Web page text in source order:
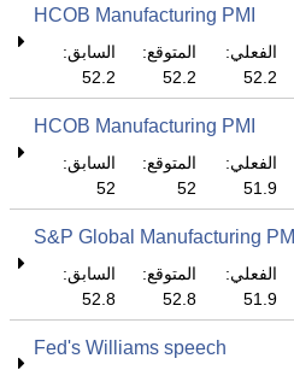
HCOB Manufacturing PMI
الفعلي:
52.2
المتوقع:
52.2
السابق:
52.2
HCOB Manufacturing PMI
الفعلي:
51.9
المتوقع:
52
السابق:
52
S&P Global Manufacturing PMI
الفعلي:
51.9
المتوقع:
52.8
السابق:
52.8
Fed's Williams speech